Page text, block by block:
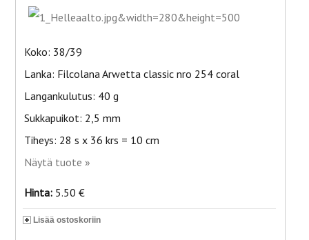
Koko: 38/39
Lanka: Filcolana Arwetta classic nro 254 coral
Langankulutus: 40 g
Sukkapuikot: 2,5 mm
Tiheys: 28 s x 36 krs = 10 cm
Näytä tuote »
Hinta: 5.50 €
Lisää ostoskoriin